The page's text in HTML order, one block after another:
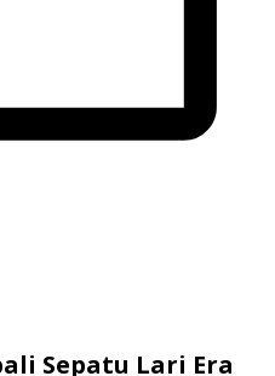
Sepatu Lari Era